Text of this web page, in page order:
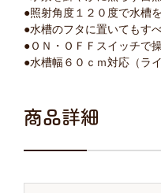
●照射角度１２０度で水槽
●水槽のフタに置いてもす
●ＯＮ・ＯＦＦスイッチで
●水槽幅６０ｃｍ対応（ラ
商品詳細